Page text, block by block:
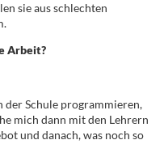
sie aus schlechten
Arbeit?
der Schule programmieren,
mich dann mit den Lehrern
und danach, was noch so